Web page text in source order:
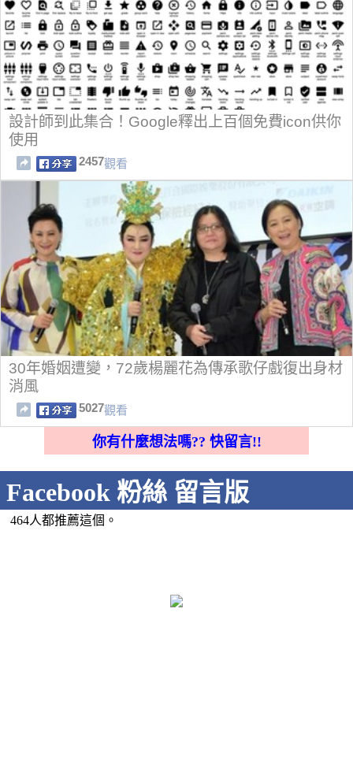
設計師到此集合！Google釋出上百個免費icon供你
使用
2457觀看
30年婚姻遭變，72歲楊麗花為傳承歌仔戲復出身材
消風
5027觀看
你有什麼想法嗎?? 快留言!!
Facebook 粉絲 留言版
464人都推薦這個。